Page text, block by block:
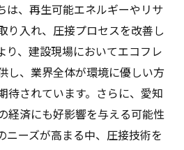
は、再生可能エネルギーやリサ
り入れ、圧接プロセスを改善し
り、建設現場においてエコフレ
し、業界全体が環境に優しい方
待されています。さらに、愛知
経済にも好影響を与える可能性
ニーズが高まる中、圧接技術を